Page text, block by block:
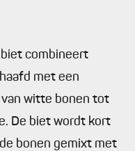
biet combineert
met een
witte bonen tot
De biet wordt kort
bonen gemixt met